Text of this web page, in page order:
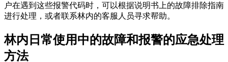
户在遇到这些报警代码时，可以根据说明书上的故障排除指南
进行处理，或者联系林内的客服人员寻求帮助。
林内日常使用中的故障和报警的应急处理
方法